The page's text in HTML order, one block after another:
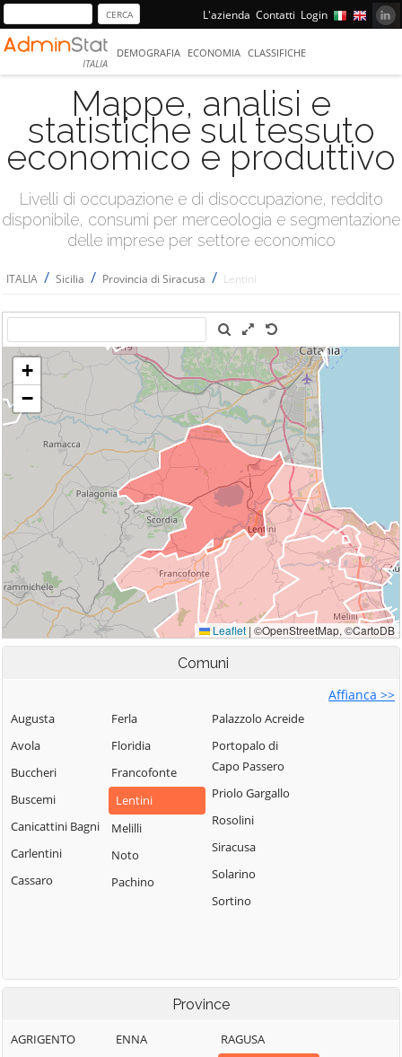
L'azienda Contatti Login
ITALIA
DEMOGRAFIA ECONOMIA CLASSIFICHE
Mappe, analisi e
statistiche sul tessuto
economico e produttivo
Livelli di occupazione e di disoccupazione, reddito
disponibile, consumi per merceologia e segmentazione
delle imprese per settore economico
ITALIA / Sicilia / Provincia di Siracusa / Lentini
Comuni
Affianca >>
Augusta
Avola
Buccheri
Buscemi
Canicattini Bagni
Carlentini
Cassaro
Ferla
Floridia
Francofonte
Lentini
Melilli
Noto
Pachino
Palazzolo Acreide
Portopalo di
Capo Passero
Priolo Gargallo
Rosolini
Siracusa
Solarino
Sortino
Province
AGRIGENTO
ENNA
RAGUSA